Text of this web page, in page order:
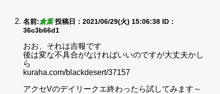
名前:倉葉 投稿日：2021/06/29(火) 15:06:38 ID：
36c3b66d1
おお、それは吉報です
後は変な不具合がなければいいのですが大丈夫かし
ら
kuraha.com/blackdesert/37157
アクセVのデイリークエ終わったら試してみます～